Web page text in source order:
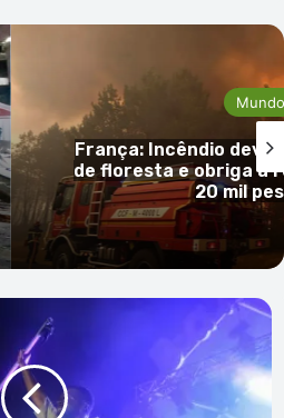
Mundo
França: Incêndio
de floresta e obriga à
20 mil